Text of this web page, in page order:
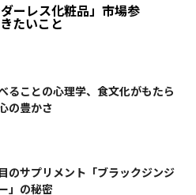
ーレス化粧品」市場参
たいこと
ることの心理学、食文化がもたら
の豊かさ
のサプリメント「ブラックジンジ
」の秘密